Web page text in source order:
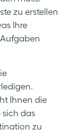
zu erstellen
Ihre
Ihnen die
sich das
zu